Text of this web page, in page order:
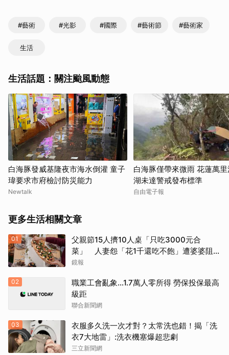
#藝術 #光影 #國際 #藝術節 #藝術家
生活
生活話題：關注颱風動態
白海豚發威基隆夜市海水倒灌 童子
瑋要求市府檢討防災能力
Newtalk
白海豚僅帶來微雨 花蓮萬
湖未達警戒發布標準
自由電子報
更多生活相關文章
01
父親節15人擠10人桌「只吃3000元合
菜」 人妻怨「花1千還吃不飽」遭婆婆阻加
菜
鏡報
02
職業工會亂象…1.7萬人零所得 勞保投保最高
級距
聯合新聞網
03
衣服多久洗一次才對？太常洗也錯！揭「洗
衣7大地雷」:洗衣機塞爆超悲劇
三立新聞網